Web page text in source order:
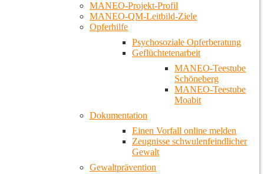
MANEO-Projekt-Profil
MANEO-QM-Leitbild-Ziele
Opferhilfe
Psychosoziale Opferberatung
Geflüchtetenarbeit
MANEO-Teestube
Schöneberg
MANEO-Teestube
Moabit
Dokumentation
Einen Vorfall online melden
Zeugnisse schwulenfeindlicher
Gewalt
Gewaltprävention